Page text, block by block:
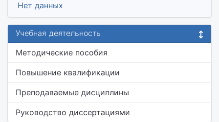
Нет данных
Учебная деятельность
Методические пособия
Повышение квалификации
Преподаваемые дисциплины
Руководство диссертациями